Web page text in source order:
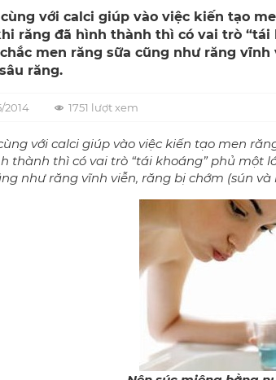
với calci giúp vào việc kiến tạo
răng đã hình thành thì có vai trò
men răng sữa cũng như răng
răng.
2014 1751 lượt xem
với calci giúp vào việc kiến tạo men
thành thì có vai trò “tái khoáng” phủ một
như răng vĩnh viễn, răng bị chớm (sún